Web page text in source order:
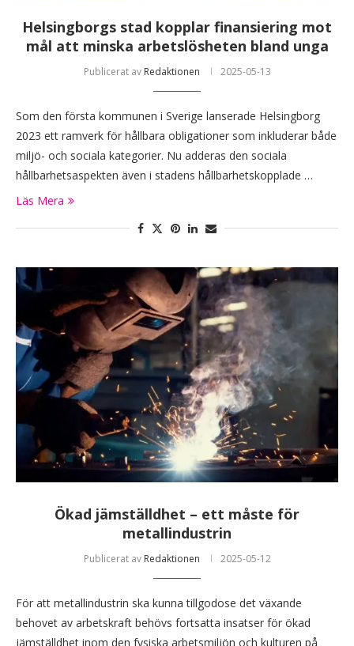
Helsingborgs stad kopplar finansiering mot
mål att minska arbetslösheten bland unga
Publicerat av Redaktionen 2025-05-13
Som den första kommunen i Sverige lanserade Helsingborg
2023 ett ramverk för hållbara obligationer som inkluderar både
miljö- och sociala kategorier. Nu adderas den sociala
hållbarhetsaspekten även i stadens hållbarhetskopplade …
Läs Mera
Ökad jämställdhet – ett måste för
metallindustrin
Publicerat av Redaktionen 2025-05-12
För att metallindustrin ska kunna tillgodose det växande
behovet av arbetskraft behövs fortsatta insatser för ökad
jämställdhet inom den fysiska arbetsmiljön och kulturen på